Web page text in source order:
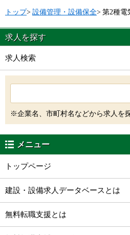
トップ> 設備管理・設備保全> 第2種電
求人を探す
求人検索
※企業名、市町村名などから求人を
メニュー
トップページ
建設・設備求人データベースとは
無料転職支援とは